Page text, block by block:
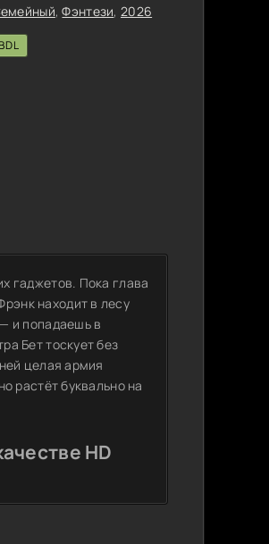
,Фэнтези, 2026
гаджетов. Пока глава
находит в лесу
и попадаешь в
Бет тоскует без
целая армия
растёт буквально на
HD